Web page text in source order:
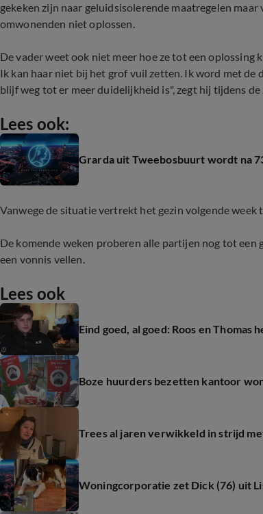
gekeken zijn naar geluidsisolerende maatregelen
omwonenden niet oplossen.
De vader weet ook niet meer hoe ze tot een oplossing
Ik kan haar niet bij het grof vuil zetten. Ik word met
blijf weg tot er meer duidelijkheid is", zegt hij tijdens
Lees ook:
Grarda uit Tweebosbuurt wordt na
Vanwege de situatie vertrekt het gezin volgende
De komende weken proberen alle partijen nog tot
een vonnis vellen.
Lees ook
Eind goed, al goed: Roos en
Boze huurders bezetten kantoor
Trees al jaren verwikkeld in strijd
Woningcorporatie zet Dick (76) uit